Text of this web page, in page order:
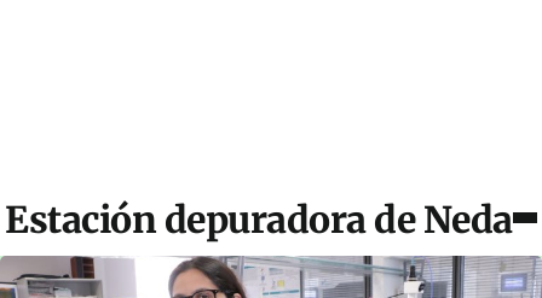
Estación depuradora de Neda